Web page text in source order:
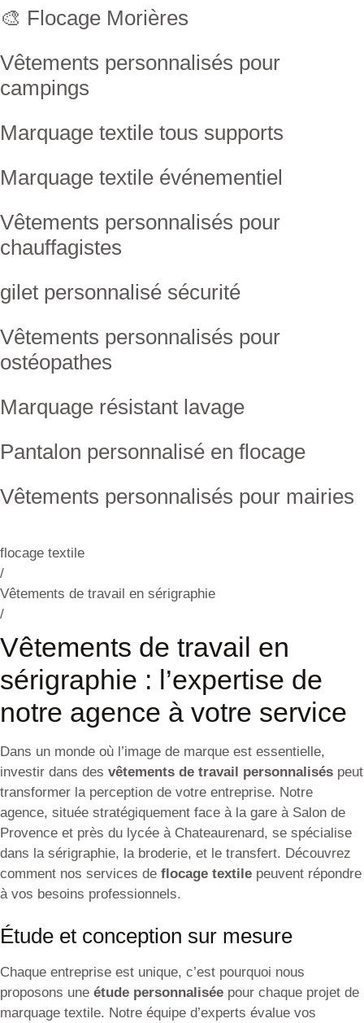
🎨 Flocage Morières
Vêtements personnalisés pour
campings
Marquage textile tous supports
Marquage textile événementiel
Vêtements personnalisés pour
chauffagistes
gilet personnalisé sécurité
Vêtements personnalisés pour
ostéopathes
Marquage résistant lavage
Pantalon personnalisé en flocage
Vêtements personnalisés pour mairies
flocage textile
/
Vêtements de travail en sérigraphie
/
Vêtements de travail en
sérigraphie : l’expertise de
notre agence à votre service
Dans un monde où l’image de marque est essentielle,
investir dans des vêtements de travail personnalisés peut
transformer la perception de votre entreprise. Notre
agence, située stratégiquement face à la gare à Salon de
Provence et près du lycée à Chateaurenard, se spécialise
dans la sérigraphie, la broderie, et le transfert. Découvrez
comment nos services de flocage textile peuvent répondre
à vos besoins professionnels.
Étude et conception sur mesure
Chaque entreprise est unique, c’est pourquoi nous
proposons une étude personnalisée pour chaque projet de
marquage textile. Notre équipe d’experts évalue vos